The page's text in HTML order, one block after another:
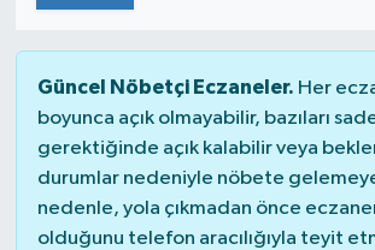
Güncel Nöbetçi Eczaneler. Her
boyunca açık olmayabilir, bazıları
gerektiğinde açık kalabilir veya
durumlar nedeniyle nöbete
nedenle, yola çıkmadan önce
olduğunu telefon aracılığıyla teyit